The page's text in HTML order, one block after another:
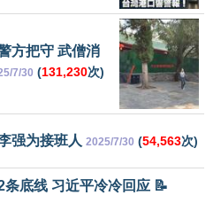
方把守 武僧消
7/30 (131,230次)
强为接班人 2025/7/30 (54,563次)
底线 习近平冷冷回应 📝